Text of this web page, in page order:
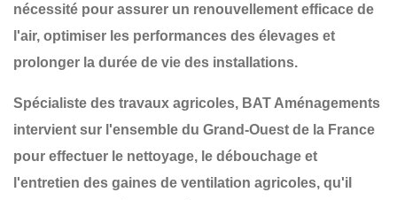
nécessité pour assurer un renouvellement efficace de
l'air, optimiser les performances des élevages et
prolonger la durée de vie des installations.
Spécialiste des travaux agricoles, BAT Aménagements
intervient sur l'ensemble du Grand-Ouest de la France
pour effectuer le nettoyage, le débouchage et
l'entretien des gaines de ventilation agricoles, qu'il